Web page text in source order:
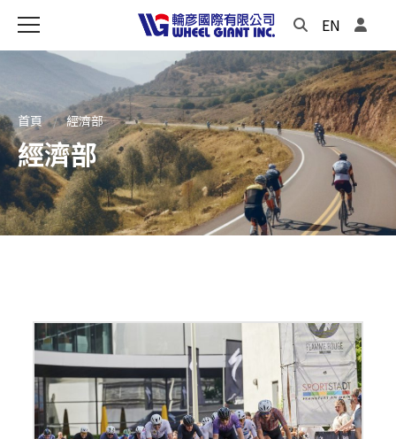
EN
首頁 經濟部
經濟部